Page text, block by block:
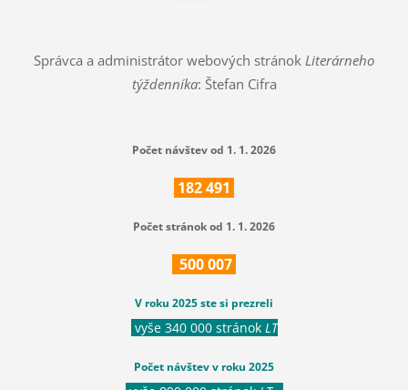
Správca a administrátor webových stránok Literárneho
týždenníka: Štefan Cifra
Počet návštev od 1. 1. 2026
182491
Počet stránok od 1. 1. 2026
500007
V roku 2025 ste si prezreli
vyše 340 000 stránok LT
Počet návštev v roku 2025